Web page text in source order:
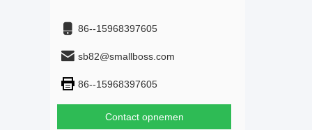
86--15968397605
sb82@smallboss.com
86--15968397605
Contact opnemen